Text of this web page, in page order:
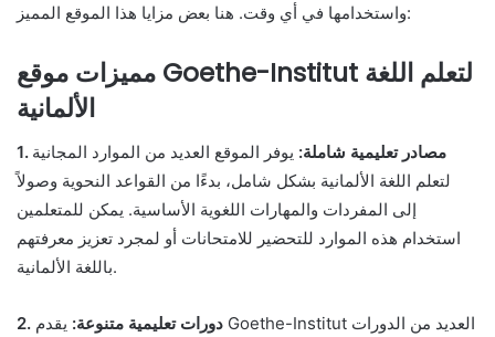
واستخدامها في أي وقت. هنا بعض مزايا هذا الموقع المميز:
مميزات موقع Goethe-Institut لتعلم اللغة
الألمانية
1. مصادر تعليمية شاملة: يوفر الموقع العديد من الموارد المجانية
لتعلم اللغة الألمانية بشكل شامل، بدءًا من القواعد النحوية وصولاً
إلى المفردات والمهارات اللغوية الأساسية. يمكن للمتعلمين
استخدام هذه الموارد للتحضير للامتحانات أو لمجرد تعزيز معرفتهم
باللغة الألمانية.
2. دورات تعليمية متنوعة: يقدم Goethe-Institut العديد من الدورات